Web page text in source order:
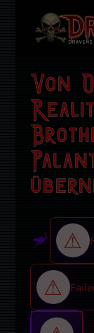
Von